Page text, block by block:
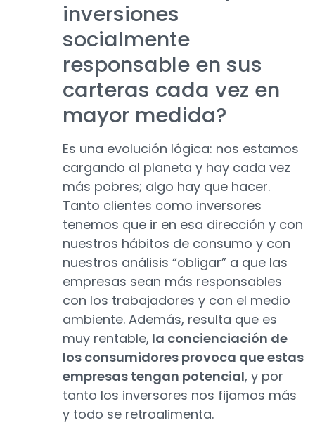
inversiones
socialmente
responsable en sus
carteras cada vez en
mayor medida?
Es una evolución lógica: nos estamos
cargando al planeta y hay cada vez
más pobres; algo hay que hacer.
Tanto clientes como inversores
tenemos que ir en esa dirección y con
nuestros hábitos de consumo y con
nuestros análisis “obligar” a que las
empresas sean más responsables
con los trabajadores y con el medio
ambiente. Además, resulta que es
muy rentable, la concienciación de
los consumidores provoca que estas
empresas tengan potencial, y por
tanto los inversores nos fijamos más
y todo se retroalimenta.